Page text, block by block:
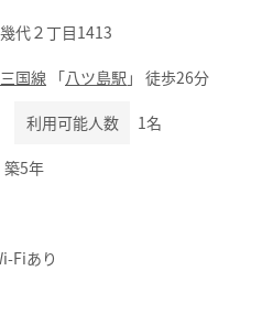
代２丁目1413
国線 「八ツ島駅 」 徒歩26分
利用可能人数 1名
5年
Fiあり